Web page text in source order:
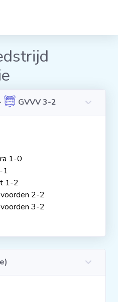
GVVV 3-2
1-0
1
1-2
2-2
3-2